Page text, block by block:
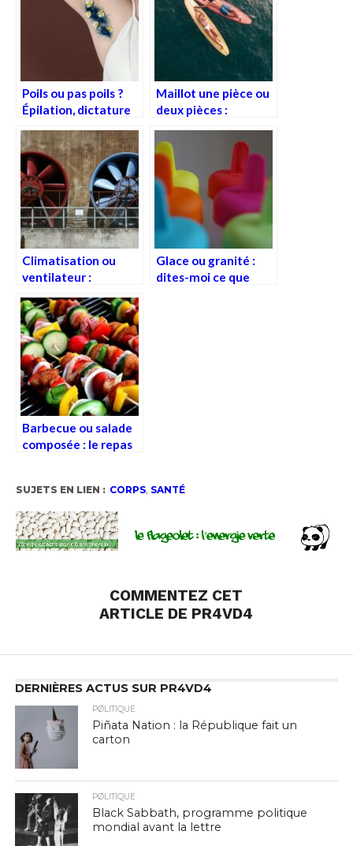
Poils ou pas poils ?
Épilation, dictature
velue ?
Maillot une pièce ou
deux pièces :
entre patriarcat et
cellulite ?
Climatisation ou
ventilateur :
entre canicule et
capitalisme ?
Glace ou granité :
dites-moi ce que
Barbecue ou salade
composée : le repas
identitaire ?
SUJETS EN LIEN : CORPS, SANTÉ
COMMENTEZ CET
ARTICLE DE PR4VD4
DERNIÈRES ACTUS SUR PR4VD4
PØLITIQUE
Piñata Nation : la République fait un
carton
PØLITIQUE
Black Sabbath, programme politique
mondial avant la lettre